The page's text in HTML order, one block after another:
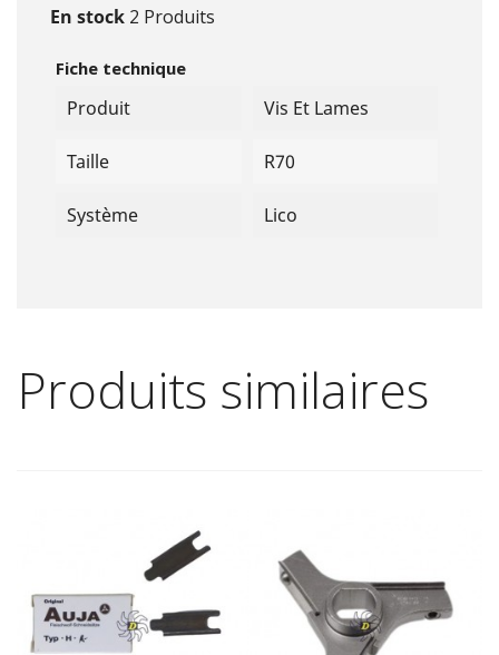
En stock 2 Produits
Fiche technique
Produit Vis Et Lames
Taille R70
Système Lico
Produits similaires